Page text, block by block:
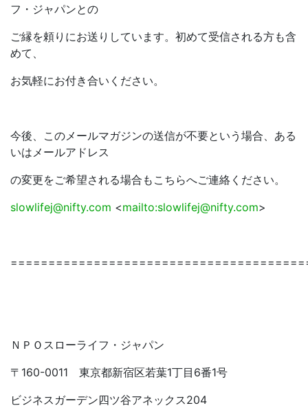
フ・ジャパンとの
ご縁を頼りにお送りしています。初めて受信される方も含
めて、
お気軽にお付き合いください。
今後、このメールマガジンの送信が不要という場合、ある
いはメールアドレス
の変更をご希望される場合もこちらへご連絡ください。
slowlifej@nifty.com <mailto:slowlifej@nifty.com>
ＮＰＯスローライフ・ジャパン
〒160-0011 東京都新宿区若葉1丁目6番1号
ビジネスガーデン四ツ谷アネックス204